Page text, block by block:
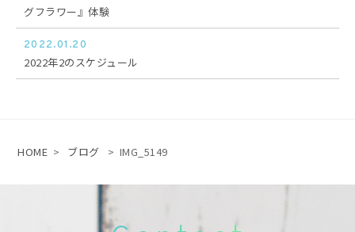
グフラワー』体験
2022.01.20
2022年2のスケジュール
HOME > ブログ > IMG_5149